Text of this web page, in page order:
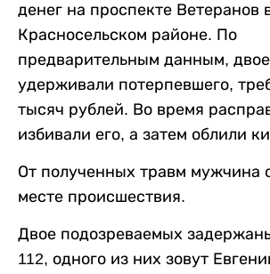
денег на проспекте Ветеранов
Красносельском районе. По
предварительным данным,
удерживали потерпевшего,
тысяч рублей. Во время
избивали его, а затем облили
От полученных травм мужчина
месте происшествия.
Двое подозреваемых
112, одного из них зовут